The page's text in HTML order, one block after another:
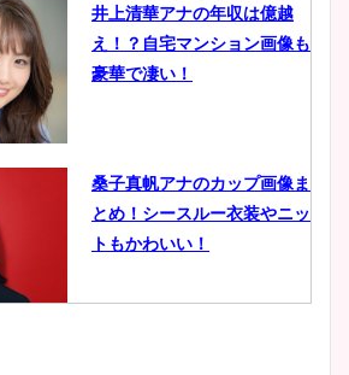
井上清華アナの年収は億越
え！？自宅マンション画像も
豪華で凄い！
桑子真帆アナのカップ画像ま
とめ！シースルー衣装やニッ
トもかわいい！